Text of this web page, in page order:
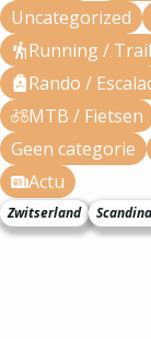
Uncategorized
Running / Trail
Rando /
MTB / Fietsen
Geen categorie
Actu
Zwitserland